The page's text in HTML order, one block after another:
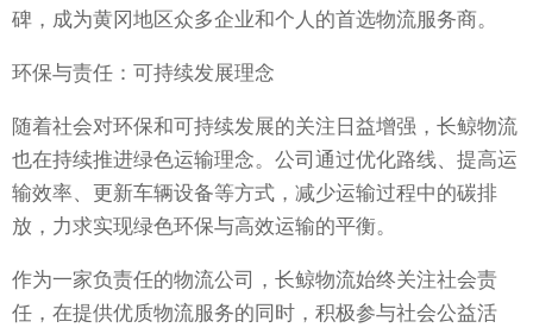
碑，成为黄冈地区众多企业和个人的首选物流服务商。
环保与责任：可持续发展理念
随着社会对环保和可持续发展的关注日益增强，长鲸物流
也在持续推进绿色运输理念。公司通过优化路线、提高运
输效率、更新车辆设备等方式，减少运输过程中的碳排
放，力求实现绿色环保与高效运输的平衡。
作为一家负责任的物流公司，长鲸物流始终关注社会责
任，在提供优质物流服务的同时，积极参与社会公益活